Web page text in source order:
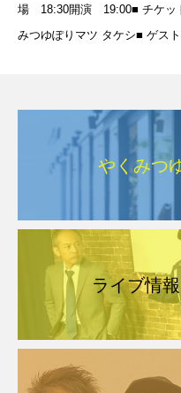
場 18:30開演 19:00■ チケッ
みつゆぽりマツ タケシ■ ゲス
やくみつ
ライブ情